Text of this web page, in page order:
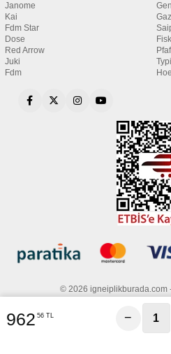
Janome
Kai
Fdm Star
Dose
Red Arrow
Juki
Fdm
© 2026 igneiplikburada.com -
962 56 TL −